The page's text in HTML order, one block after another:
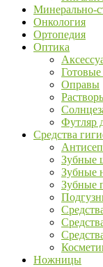
Минерально-
Онкология
Ортопедия
Оптика
Готовые
Оправы
Футляр
Средства
Зубные
Зубные
Зубные
Ножницы